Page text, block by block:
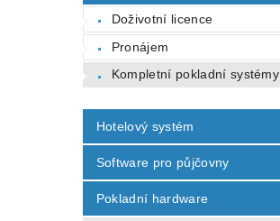
Doživotní licence
Pronájem
Kompletní pokladní systémy
Hotelový systém
Software pro půjčovny
Pokladní hardware